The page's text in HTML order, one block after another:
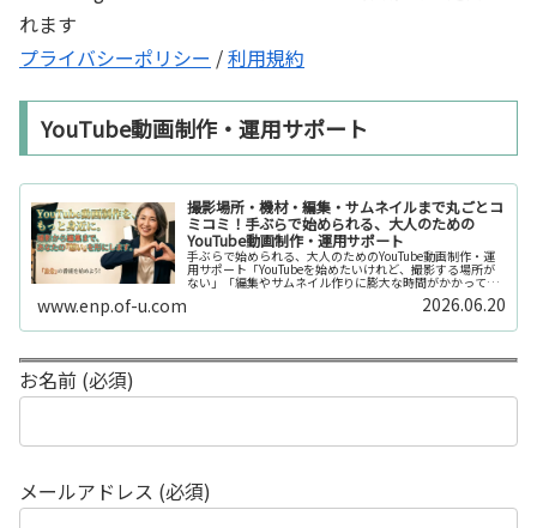
れます
プライバシーポリシー /利用規約
YouTube動画制作・運用サポート
撮影場所・機材・編集・サムネイルまで丸ごとコ
ミコミ！手ぶらで始められる、大人のための
YouTube動画制作・運用サポート
手ぶらで始められる、大人のためのYouTube動画制作・運
用サポート「YouTubeを始めたいけれど、撮影する場所が
ない」「編集やサムネイル作りに膨大な時間がかかって長
続きしない」「機材を揃えるだけで何万円もかかってしま
www.enp.of-u.com 2026.06.20
お名前 (必須)
メールアドレス (必須)